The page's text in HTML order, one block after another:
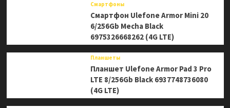
Смартфоны
Смартфон Ulefone Armor Mini 20
6/256Gb Mecha Black
6975326668262 (4G LTE)
Планшеты
Планшет Ulefone Armor Pad 3 Pro
LTE 8/256Gb Black 6937748736080
(4G LTE)